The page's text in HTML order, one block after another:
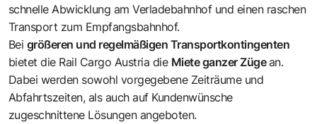
schnelle Abwicklung am Verladebahnhof und einen raschen
Transport zum Empfangsbahnhof.
Bei größeren und regelmäßigen Transportkontingenten
bietet die Rail Cargo Austria die Miete ganzer Zügean.
Dabei werden sowohl vorgegebene Zeiträume und
Abfahrtszeiten, als auch auf Kundenwünsche
zugeschnittene Lösungen angeboten.